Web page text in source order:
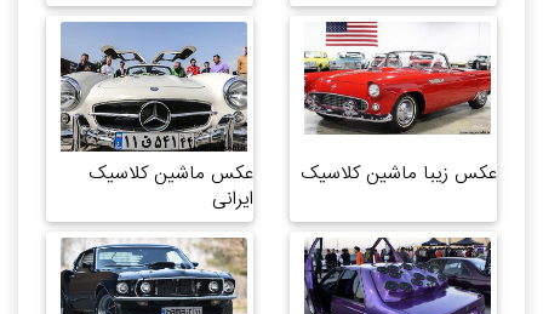
عکس زیبا ماشین کلاسیک
عکس ماشین کلاسیک
ایرانی